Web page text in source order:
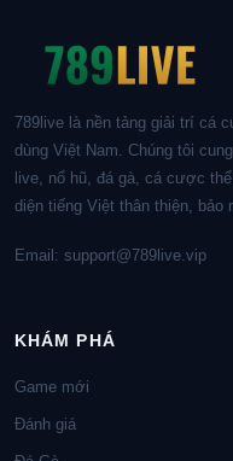
789live là nền tảng giải trí cá
dùng Việt Nam. Chúng tôi
live, nổ hũ, đá gà, cá cược
diện tiếng Việt thân thiện, bảo
Email: support@789live.vip
KHÁM PHÁ
Game mới
Đánh giá